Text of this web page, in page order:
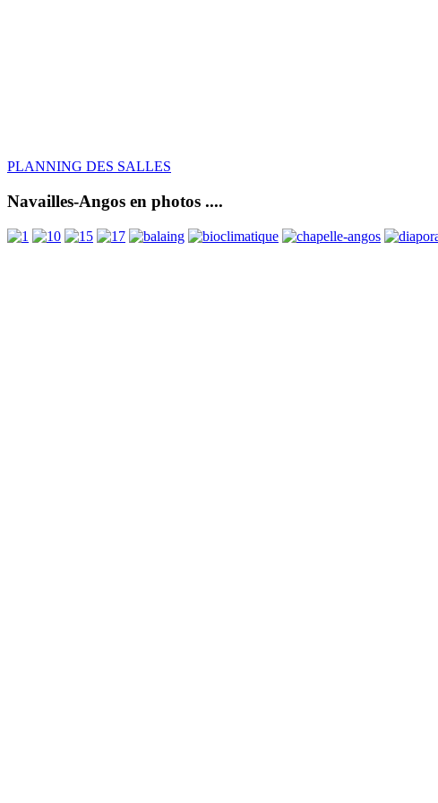
PLANNING DES SALLES
Navailles-Angos en photos ....